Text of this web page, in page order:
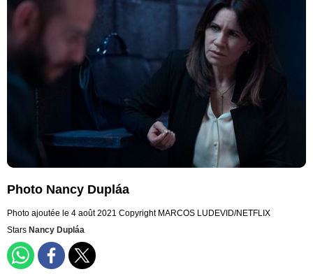
Photo Nancy Dupláa
Photo ajoutée le 4 août 2021 Copyright MARCOS LUDEVID/NETFLIX
Stars Nancy Dupláa